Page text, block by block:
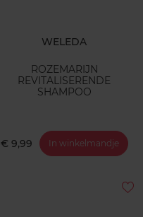
WELEDA
ROZEMARIJN
REVITALISERENDE
SHAMPOO
€ 9,99 In winkelmandje